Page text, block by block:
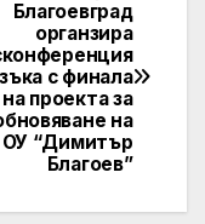
Благоевград
органзира
с финала
на проекта за
на
ОУ “Димитър
Благоев”